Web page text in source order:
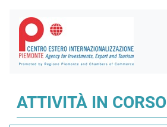
ATTIVITÀ IN CORSO